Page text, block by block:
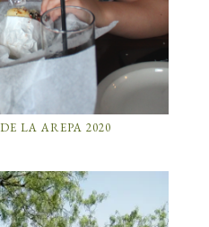
LA AREPA 2020